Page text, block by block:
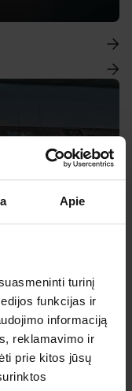
Apie
turinį
funkcijas ir
informaciją
reklamavimo ir
prie kitos jūsų